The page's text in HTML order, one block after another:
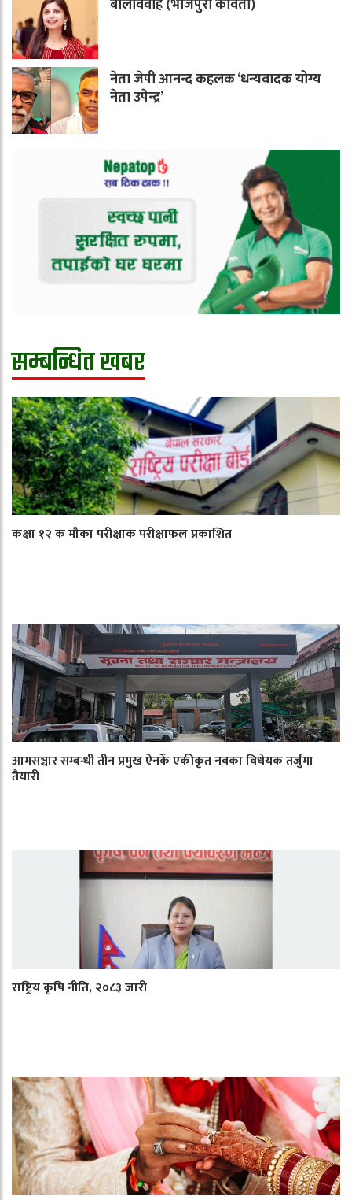
नेता जेपी आनन्द कहलक ‘धन्यवादक योग्य
नेता उपेन्द्र’
सम्बन्धित खबर
कक्षा १२ क मौका परीक्षाक परीक्षाफल प्रकाशित
आमसञ्चार सम्बन्धी तीन प्रमुख ऐनकेँ एकीकृत नवका विधेयक तर्जुमा
तैयारी
राष्ट्रिय कृषि नीति, २०८३ जारी